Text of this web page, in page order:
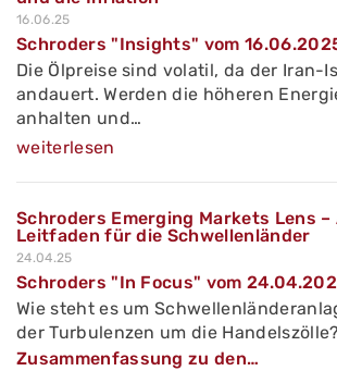
16.06.25
Schroders "Insights" vom
Die Ölpreise sind volatil, da der Iran-
andauert. Werden die höheren
anhalten und…
weiterlesen
Schroders Emerging Markets Lens
Leitfaden für die Schwellenländer
24.04.25
Schroders "In Focus" vom
Wie steht es um
der Turbulenzen um die Handelszölle?
Zusammenfassung zu den…